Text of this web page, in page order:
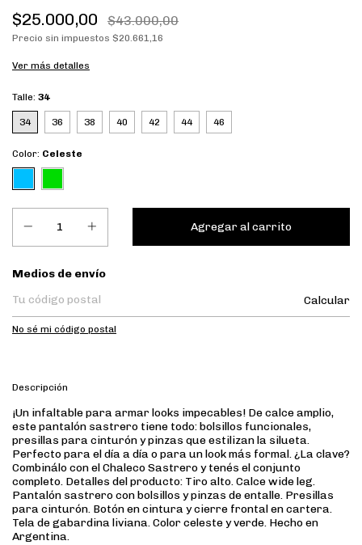
$25.000,00 $43.000,00
Precio sin impuestos $20.661,16
Ver más detalles
Talle: 34
34 36 38 40 42 44 46
Color: Celeste
Entregas para el CP:
Medios de envío
Calcular
No sé mi código postal
Descripción
¡Un infaltable para armar looks impecables! De calce amplio,
este pantalón sastrero tiene todo: bolsillos funcionales,
presillas para cinturón y pinzas que estilizan la silueta.
Perfecto para el día a día o para un look más formal. ¿La clave?
Combinálo con el Chaleco Sastrero y tenés el conjunto
completo. Detalles del producto: Tiro alto. Calce wide leg.
Pantalón sastrero con bolsillos y pinzas de entalle. Presillas
para cinturón. Botón en cintura y cierre frontal en cartera.
Tela de gabardina liviana. Color celeste y verde. Hecho en
Argentina.